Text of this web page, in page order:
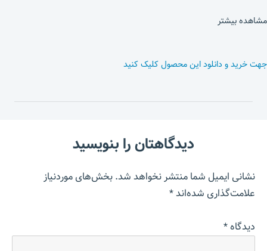
مشاهده بیشتر
جهت خرید و دانلود این محصول کلیک کنید
دیدگاهتان را بنویسید
نشانی ایمیل شما منتشر نخواهد شد.بخش‌های موردنیاز
علامت‌گذاری شده‌اند*
دیدگاه*